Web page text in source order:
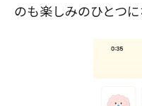
のも楽しみのひとつに